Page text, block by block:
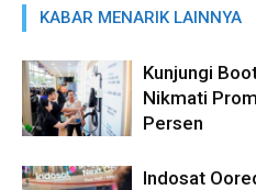
KABAR MENARIK LAINNYA
Kunjungi
Nikmati
Persen
Indosat